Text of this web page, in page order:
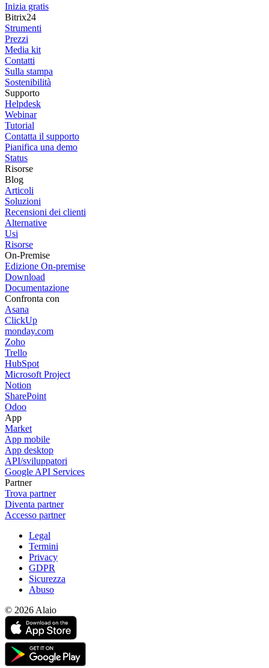
Inizia gratis
Bitrix24
Strumenti
Prezzi
Media kit
Contatti
Sulla stampa
Sostenibilità
Supporto
Helpdesk
Webinar
Tutorial
Contatta il supporto
Pianifica una demo
Status
Risorse
Blog
Articoli
Soluzioni
Recensioni dei clienti
Alternative
Usi
Risorse
On-Premise
Edizione On-premise
Download
Documentazione
Confronta con
Asana
ClickUp
monday.com
Zoho
Trello
HubSpot
Microsoft Project
Notion
SharePoint
Odoo
App
Market
App mobile
App desktop
API/sviluppatori
Google API Services
Partner
Trova partner
Diventa partner
Accesso partner
Legal
Termini
Privacy
GDPR
Sicurezza
Abuso
© 2026 Alaio